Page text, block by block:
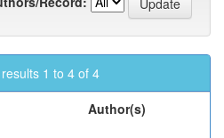
1 to 4 of 4
Author(s)